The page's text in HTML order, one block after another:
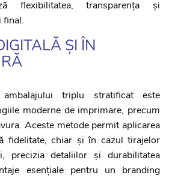
flexibilitatea, transparența și
final.
ȘI ÎN
triplu stratificat este
moderne de imprimare, precum
Aceste metode permit aplicarea
fidelitate, chiar și în cazul tirajelor
precizia detaliilor și durabilitatea
esențiale pentru un branding